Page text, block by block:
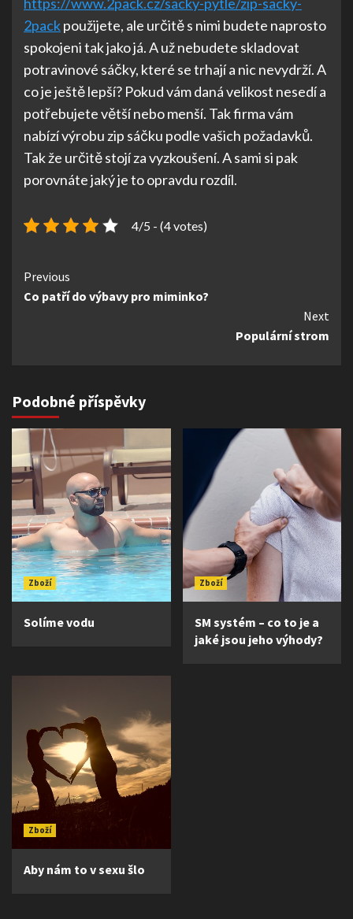
2packpoužijete, ale určitě s nimi budete naprosto
spokojeni tak jako já. A už nebudete skladovat
potravinové sáčky, které se trhají a nic nevydrží. A
co je ještě lepší? Pokud vám daná velikost nesedí a
potřebujete větší nebo menší. Tak firma vám
nabízí výrobu zip sáčku podle vašich požadavků.
Tak že určitě stojí za vyzkoušení. A sami si pak
porovnáte jaký je to opravdu rozdíl.
4/5 - (4 votes)
Continue
Reading
Previous
Co patří do výbavy pro miminko?
Next
Populární strom
Podobné příspěvky
Zboží
Solíme vodu
Zboží
SM systém – co to je a
jaké jsou jeho výhody?
Zboží
Aby nám to v sexu šlo